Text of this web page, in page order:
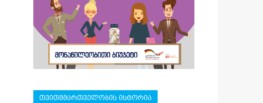
თვითმმართველობის ისტორია